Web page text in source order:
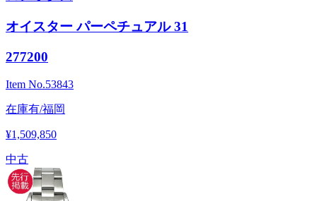
オイスター パーペチュアル 31
277200
Item No.53843
在庫有/福岡
¥1,509,850
中古